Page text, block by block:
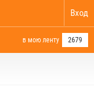
Вход
в мою ленту 2679